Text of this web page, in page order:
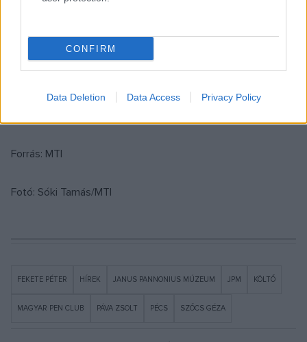
CONFIRM
Data Deletion Data Access Privacy Policy
Páva Zsolt, Pécs polgármestere a Janus Pannonius-díj
emlegetett baranyai megyeszékhelyen immár sokadik
Forrás: MTI
Fotó: Sóki Tamás/MTI
FEKETE PÉTER HÍREK JANUS PANNONIUS MÚZEUM JPM KÖLTŐ
MAGYAR PEN CLUB PÁVA ZSOLT PÉCS SZŐCS GÉZA